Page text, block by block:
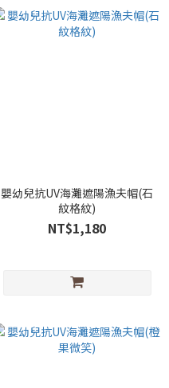
嬰幼兒抗UV海灘遮陽漁夫帽(石
紋格紋)
NT$1,180